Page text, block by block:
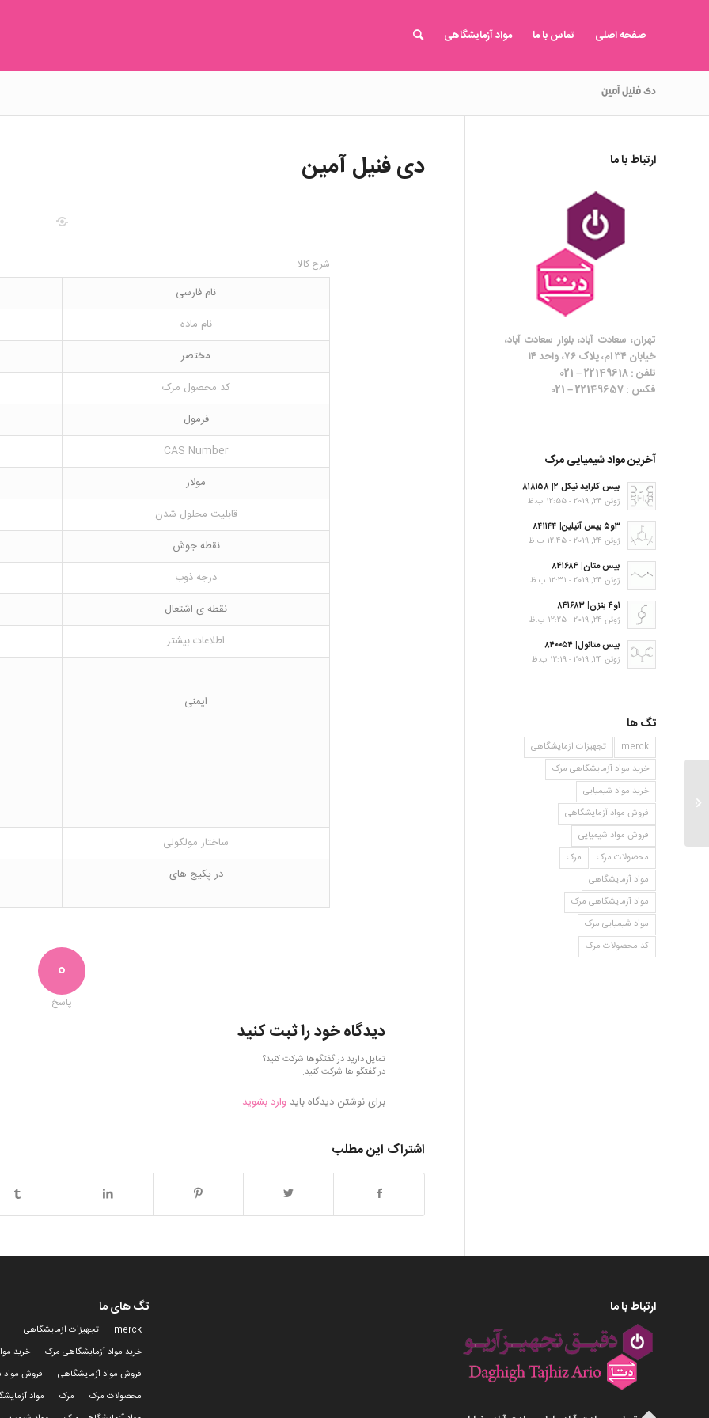
صفحه اصلی تماس با ما مواد آزمایشگاهی
دی فنیل آمین
دی فنیل آمین
شرح کالا
نام فارسی
نام ماده
مختصر
کد محصول مرک
فرمول
CAS Number
مولار
قابلیت محلول شدن
نقطه جوش
درجه ذوب
نقطه ی اشتعال
اطلاعات بیشتر
ایمنی
ساختار مولکولی
در پکیج های
0
پاسخ
دیدگاه خود را ثبت کنید
تمایل دارید در گفتگوها شرکت کنید؟
در گفتگو ها شرکت کنید.
برای نوشتن دیدگاه باید وارد بشوید.
اشتراک این مطلب
ارتباط با ما
تهران، سعادت آباد، بلوار سعادت آباد،
خیابان ۳۴ ام، پلاک ۷۶، واحد ۱۴
تلفن : 22149618 – 021
فکس : 22149657 – 021
آخرین مواد شیمیایی مرک
بیس کلراید نیکل ۲| ۸۱۸۱۵۸
ژوئن 24, 2019 - 12:55 ب.ظ
۳و۵ بیس آنیلین| ۸۴۱۱۴۴
ژوئن 24, 2019 - 12:45 ب.ظ
بیس متان| ۸۴۱۶۸۴
ژوئن 24, 2019 - 12:31 ب.ظ
۱و۴ بنزن| ۸۴۱۶۸۳
ژوئن 24, 2019 - 12:25 ب.ظ
بیس متانول| ۸۴۰۰۵۴
ژوئن 24, 2019 - 12:19 ب.ظ
تگ ها
merck
تجهیزات ازمایشگاهی
خرید مواد آزمایشگاهی مرک
خرید مواد شیمیایی
فروش مواد آزمایشگاهی
فروش مواد شیمیایی
محصولات مرک
مرک
مواد آزمایشگاهی
مواد آزمایشگاهی مرک
مواد شیمیایی مرک
کد محصولات مرک
ارتباط با ما تگ های ما
merck
تجهیزات ازمایشگاهی
خرید مواد آزمایشگاهی مرک
خرید
فروش مواد آزمایشگاهی
فروش مواد
محصولات مرک
مرک
مواد
دی فنیلامین سولفونیک اسید